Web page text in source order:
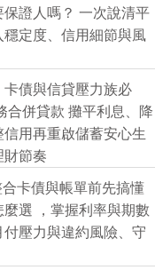
保證人嗎？ 一次說清平
穩定度、信用細節與風
卡債與信貸壓力族必
合併貸款 攤平利息、降
用再重啟儲蓄安心生
財節奏
合卡債與帳單前先搞懂
選 ，掌握利率與期數
壓力與違約風險、守